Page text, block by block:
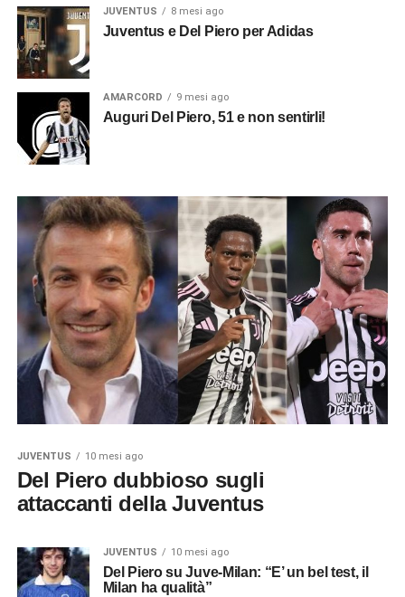
JUVENTUS 8 mesi ago
Juventus e Del Piero per Adidas
AMARCORD 9 mesi ago
Auguri Del Piero, 51 e non sentirli!
JUVENTUS 10 mesi ago
Del Piero dubbioso sugli
attaccanti della Juventus
JUVENTUS 10 mesi ago
Del Piero su Juve-Milan: “E’ un bel test, il
Milan ha qualità”